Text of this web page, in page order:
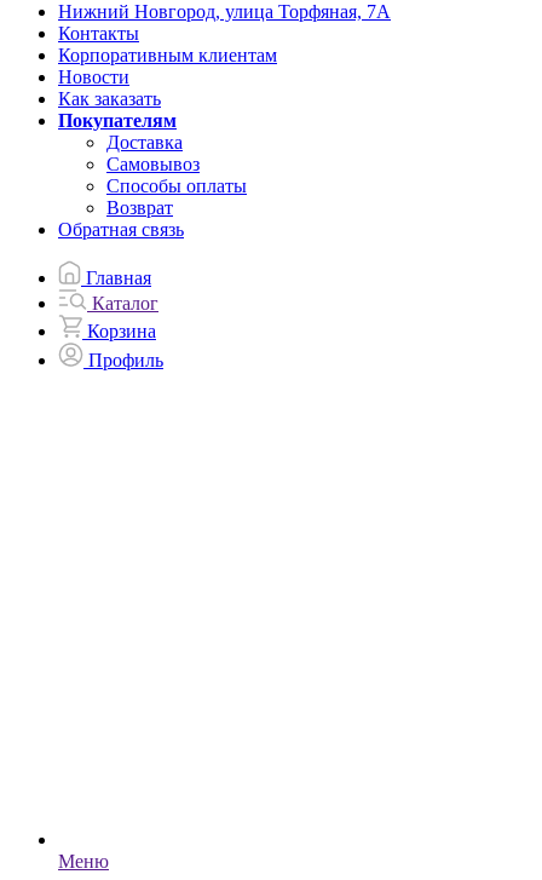
Нижний Новгород, улица Торфяная, 7А
Контакты
Корпоративным клиентам
Новости
Как заказать
Покупателям
Доставка
Самовывоз
Способы оплаты
Возврат
Обратная связь
Главная
Каталог
Корзина
Профиль
Меню